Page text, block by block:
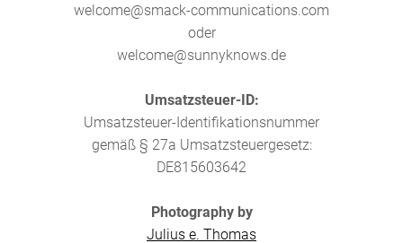
welcome@smack-communications.com
oder
welcome@sunnyknows.de
Umsatzsteuer-ID:
Umsatzsteuer-Identifikationsnummer
gemäß § 27a Umsatzsteuergesetz:
DE815603642
Photography by
Julius e. Thomas